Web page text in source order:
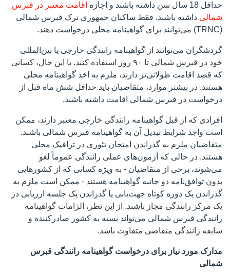
حداقل 18 سال سن داشته باشند و اجازه
اقامت معتبر در قبرس
شمالی داشته باشند. فقط ساکنان جمهوری ترک قبرس شمالی
(TRNC) می‌توانند برای گواهینامه محلی درخواست دهند.
گردشگران می‌توانند از گواهینامه رانندگی خارجی یا بین‌المللی
خود در قبرس شمالی تا ۹۰ روز استفاده کنند. با این حال، کسانی
که قصد اقامت طولانی‌تر دارند، ملزم به اخذ گواهینامه محلی
هستند. در بیشتر موارد، متقاضیان باید حداقل شش ماه قبل از
درخواست در قبرس شمالی اقامت داشته باشند.
افرادی که از قبل گواهینامه رانندگی خارجی معتبر دارند، ممکن
است واجد شرایط تبدیل آن به گواهینامه قبرس شمالی باشند.
متقاضیان ملزم به گذراندن امتحان تئوری در ترافیک محلی
هستند. در حالی که آزمون‌های عملی رانندگی عموماً لغو
می‌شوند، برخی از متقاضیان - به ویژه کسانی که از کشورهایی
بدون توافق‌نامه دو جانبه گواهینامه هستند - ممکن است ملزم به
گذراندن یک دوره کوتاه جهت‌یابی یا گذراندن یک جلسه ارزیابی در
یک مرکز رانندگی مجاز باشند. از این نظر، الزامات گواهینامه
رانندگی قبرس شمالی می‌تواند بسته به کشور صادرکننده و
سابقه رانندگی متقاضی متفاوت باشد.
مدارک مورد نیاز برای درخواست گواهینامه رانندگی قبرس
شمالی